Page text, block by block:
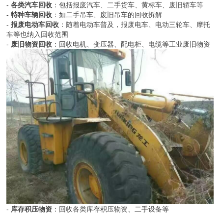
-各类汽车回收 ：包括报废汽车、二手货车、黄标车、废旧轿车等
-特种车辆回收 ：如二手吊车、废旧吊车的回收拆解
-报废电动车回收 ：随着电动车普及，报废电车、电动三轮车、摩托
车等也纳入回收范围
- 废旧物资回收 ：回收电机、变压器、配电柜、电缆等工业废旧物资
- 库存积压物资 ：回收各类库存积压物资、二手设备等